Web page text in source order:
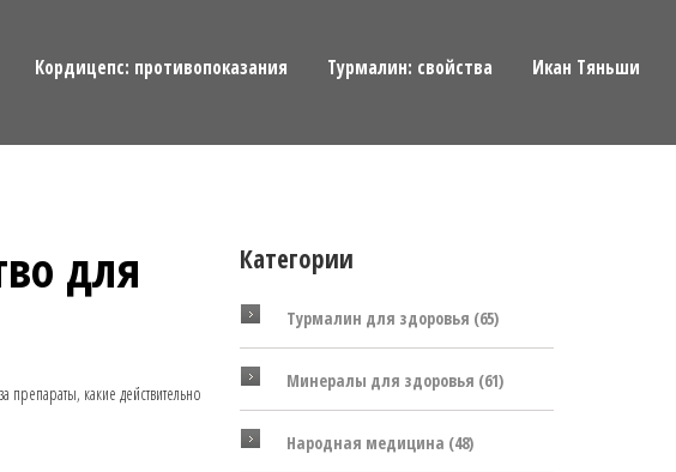
Кордицепс: противопоказания Турмалин: свойства Икан Тяньши
для
препараты, какие действительно
Категории
Турмалин для здоровья (65)
Минералы для здоровья (61)
Народная медицина (48)